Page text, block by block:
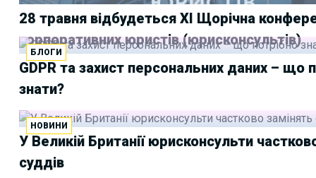
28 травня відбудеться XI Щорічна
корпоративних юристів (юрисконсультів)
БЛОГИ
GDPR та захист персональних даних – що
знати?
НОВИНИ
У Великій Британії юрисконсульти
суддів